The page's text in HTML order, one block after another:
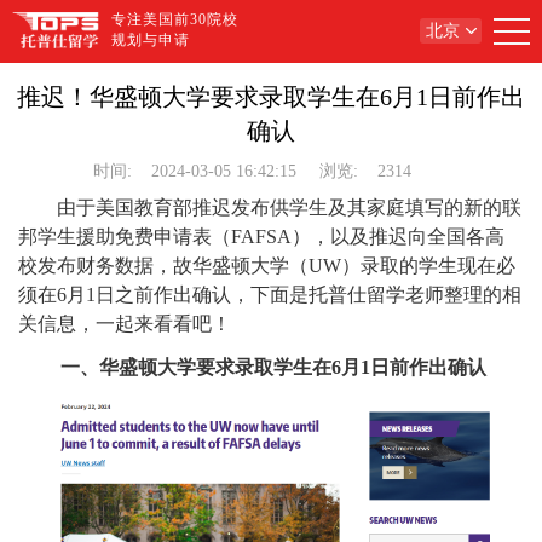
专注美国前30院校
规划与申请
北京
推迟！华盛顿大学要求录取学生在6月1日前作出
确认
时间: 2024-03-05 16:42:15 浏览: 2314
由于美国教育部推迟发布供学生及其家庭填写的新的联
邦学生援助免费申请表（FAFSA），以及推迟向全国各高
校发布财务数据，故华盛顿大学（UW）录取的学生现在必
须在6月1日之前作出确认，下面是托普仕留学老师整理的相
关信息，一起来看看吧！
一、华盛顿大学要求录取学生在6月1日前作出确认